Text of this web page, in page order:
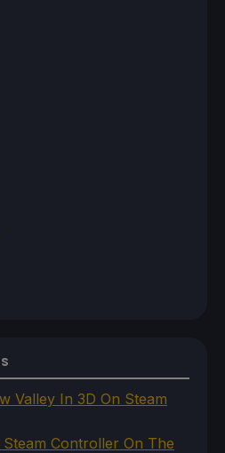
Valley In 3D On Steam
Controller On The